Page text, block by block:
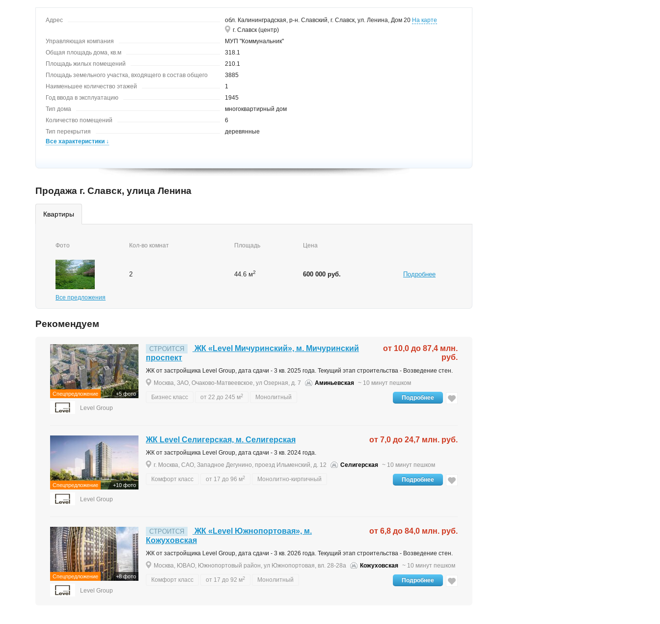
Адрес обл. Калининградская, р-н. Славский, г. Славск, ул. Ленина, Дом 20 На карте
г. Славск (центр)
Управляющая компания
МУП "Коммунальник"
Общая площадь дома, кв.м
318.1
Площадь жилых помещений
210.1
Площадь земельного участка, входящего в состав общего
имущества
3885
Наименьшее количество этажей
1
Год ввода в эксплуатацию
1945
Тип дома
многоквартирный дом
Количество помещений
6
Тип перекрытия
деревянные
Все характеристики ↓
Продажа г. Славск, улица Ленина
квартиры
Фото Кол-во комнат Площадь Цена
2 44.6 м2 600 000 руб. Подробнее
Все предложения
Рекомендуем
Спецпредложение +5 фото
Level Group
СТРОИТСЯ
ЖК «Level Мичуринский», м. Мичуринский
проспект
от 10,0 до 87,4 млн.
руб.
ЖК от застройщика Level Group, дата сдачи - 3 кв. 2025 года. Текущий этап строительства - Возведение стен.
Москва, ЗАО, Очаково-Матвеевское, ул Озерная, д. 7
Аминьевская ~ 10 минут пешком
Бизнес класс от 22 до 245 м2 Монолитный Подробнее
Спецпредложение +10 фото
Level Group
ЖК Level Селигерская, м. Селигерская от 7,0 до 24,7 млн. руб.
ЖК от застройщика Level Group, дата сдачи - 3 кв. 2024 года.
г. Москва, САО, Западное Дегунино, проезд Ильменский, д. 12
Селигерская ~ 10 минут пешком
Комфорт класс от 17 до 96 м2 Монолитно-кирпичный Подробнее
Спецпредложение +8 фото
Level Group
СТРОИТСЯ
ЖК «Level Южнопортовая», м.
Кожуховская
от 6,8 до 84,0 млн. руб.
ЖК от застройщика Level Group, дата сдачи - 3 кв. 2026 года. Текущий этап строительства - Возведение стен.
Москва, ЮВАО, Южнопортовый район, ул Южнопортовая, вл. 28-28а
Кожуховская ~ 10 минут пешком
Комфорт класс от 17 до 92 м2 Монолитный Подробнее